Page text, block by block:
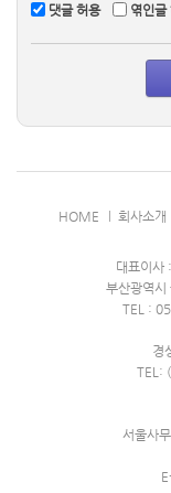
댓글 허용 엮인글
HOME 회사소개
대표이
부산광역
TEL :
경
TEL:
서울사